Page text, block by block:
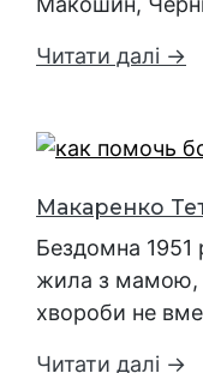
Читати далі →
Макаренко
Бездомна
жила з мамою,
хвороби не
Читати далі →